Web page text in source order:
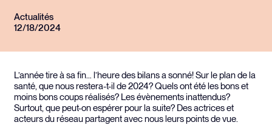
Actualités
12/18/2024
L’année tire à sa fin… l’heure des bilans a sonné! Sur le plan de la
santé, que nous restera-t-il de 2024? Quels ont été les bons et
moins bons coups réalisés? Les évènements inattendus?
Surtout, que peut-on espérer pour la suite? Des actrices et
acteurs du réseau partagent avec nous leurs points de vue.